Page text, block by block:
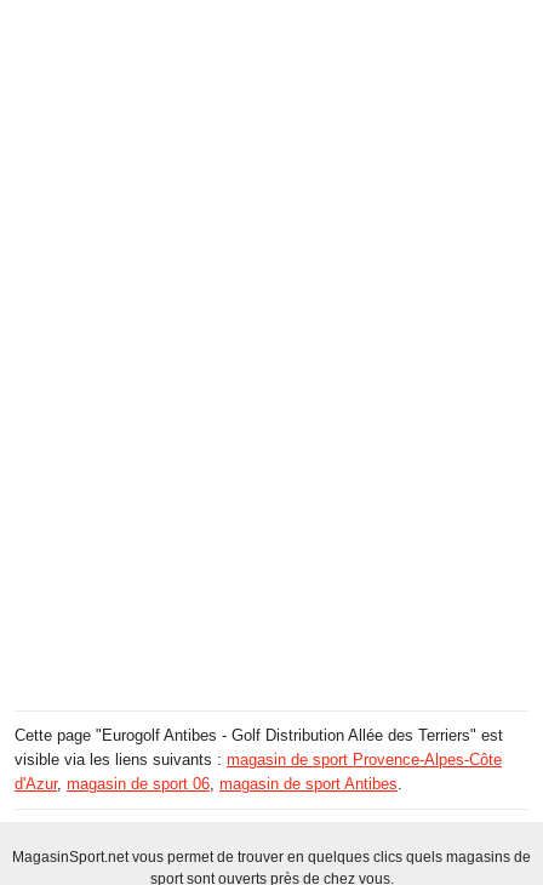
Cette page "Eurogolf Antibes - Golf Distribution Allée des Terriers" est
visible via les liens suivants : magasin de sport Provence-Alpes-Côte
d'Azur, magasin de sport 06, magasin de sport Antibes.
MagasinSport.net vous permet de trouver en quelques clics quels magasins de
sport sont ouverts près de chez vous.